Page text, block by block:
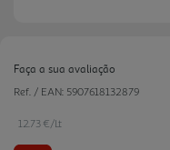
Faça a sua avaliação
Ref. / EAN: 5907618132879
12.73 €/Lt